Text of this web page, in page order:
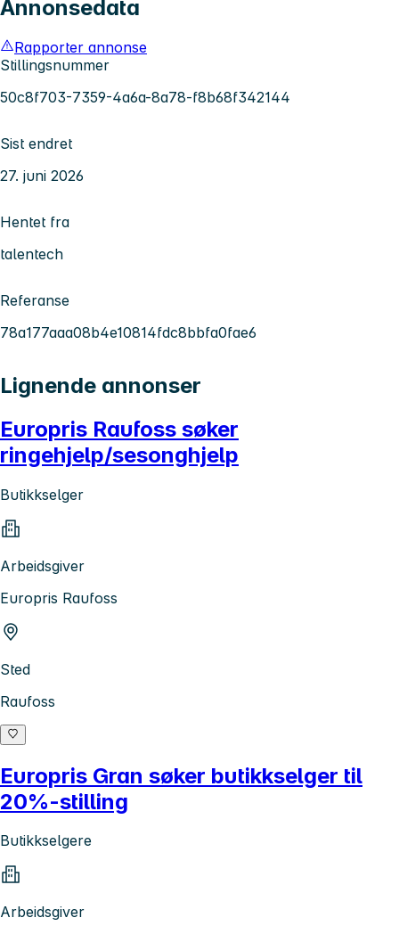
Annonsedata
Rapporter annonse
Stillingsnummer
50c8f703-7359-4a6a-8a78-f8b68f342144
Sist endret
27. juni 2026
Hentet fra
talentech
Referanse
78a177aaa08b4e10814fdc8bbfa0fae6
Lignende annonser
Europris Raufoss søker
ringehjelp/sesonghjelp
Butikkselger
Arbeidsgiver
Europris Raufoss
Sted
Raufoss
Europris Gran søker butikkselger til
20%-stilling
Butikkselgere
Arbeidsgiver